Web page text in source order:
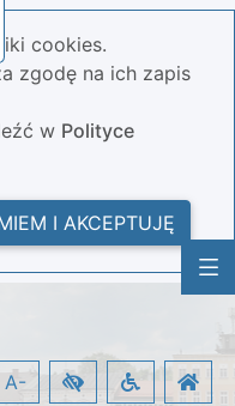
cookies.
zgodę na ich zapis
w Polityce
I AKCEPTUJĘ
A-